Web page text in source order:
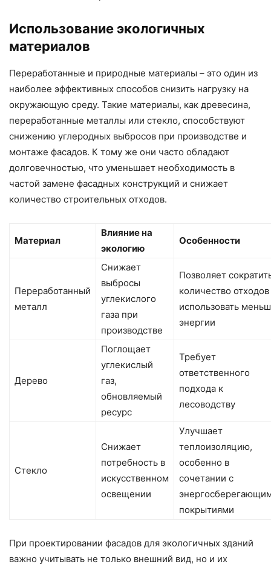
Использование экологичных
материалов
Переработанные и природные материалы – это один из
наиболее эффективных способов снизить нагрузку на
окружающую среду. Такие материалы, как древесина,
переработанные металлы или стекло, способствуют
снижению углеродных выбросов при производстве и
монтаже фасадов. К тому же они часто обладают
долговечностью, что уменьшает необходимость в
частой замене фасадных конструкций и снижает
количество строительных отходов.
Материал
Влияние на
экологию
Особенности
Переработанный
металл
Снижает
выбросы
углекислого
газа при
производстве
Позволяет
количество
использовать
энергии
Дерево
Поглощает
углекислый
газ,
обновляемый
ресурс
Требует
ответственного
подхода к
лесоводству
Стекло
Снижает
потребность в
искусственном
освещении
Улучшает
теплоизоляцию,
особенно в
сочетании с
покрытиями
При проектировании фасадов для экологичных зданий
важно учитывать не только внешний вид, но и их